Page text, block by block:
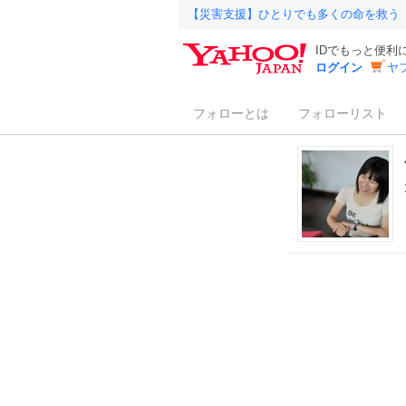
【災害支援】ひとりでも多くの命を救
IDでもっと便利
ログイン
ヤ
フォローとは フォローリスト